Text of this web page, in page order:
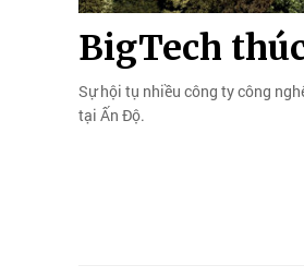
BigTech
Sự hội tụ nhiều công ty công
tại Ấn Độ.